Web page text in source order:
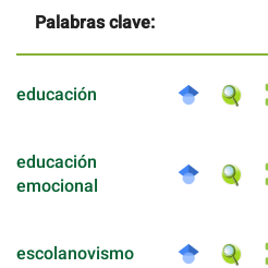
Palabras clave:
educación
educación
emocional
escolanovismo